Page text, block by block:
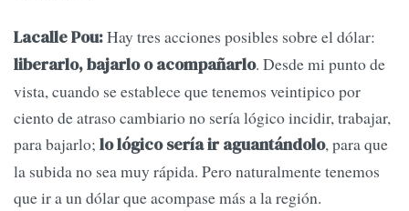
Lacalle Pou:Hay tres acciones posibles sobre el dólar:
liberarlo, bajarlo o acompañarlo. Desde mi punto de
vista, cuando se establece que tenemos veintipico por
ciento de atraso cambiario no sería lógico incidir, trabajar,
para bajarlo; lo lógico sería ir aguantándolo, para que
la subida no sea muy rápida. Pero naturalmente tenemos
que ir a un dólar que acompase más a la región.